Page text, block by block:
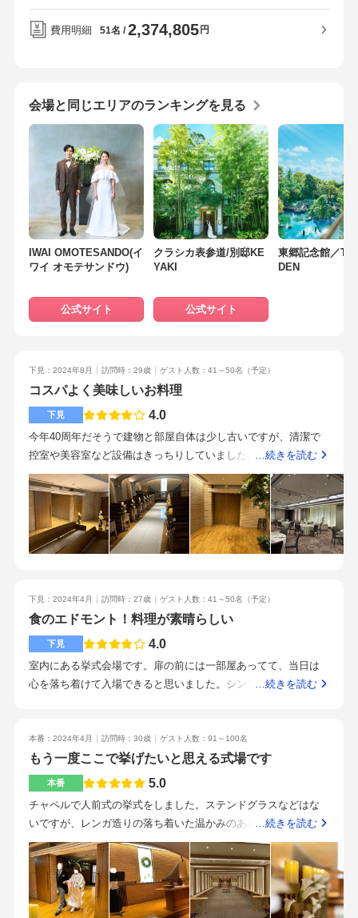
がりしました。エンドロールムービー190000円、記録映像12000
0円が大きな値上がりポイントですが、形に残るので満足してい
写真が1カット2万円で、カラードレスの写真はスナップでよい
と思いカットしました。プロフィールmovieは自作したので7万
円オフになりました。クロスは課金しましたが、ナフキンは無
料のカラーにしました。1番人気のコースの肉をサーロインから
フィレに変更しました。さすが食のエドモントです！参列者が
皆「美味しい」と感動してました。食事で選んだホテルなので
満足です。多くの路線が使えますが、どこからも少し歩きま
す。平坦な道なので苦ではないですが、年配者はタクシーの方
が良いと思います。プランナーの方はメールの返信もはやく安
心してお任せできました。打ち合わせの時には上司や支配人が
りも素晴らしく、常に緊張をほぐしてくださりました。ヘアメ
イクさんもセンスよく、メイク中もお話ししてくださり、楽し
をする事はなかったです。食事がとにかく美味しいやりたい事
はどんどんプランナーさんに伝えましょまう。こだわりなけれ
ばお任せでokです。
費用明細 51名 2,374,805 円
会場と同じエリアのランキングを見る
IWAI OMOTESANDO(イ
ワイ オモテサンドウ)
公式サイト
クラシカ表参道/別邸KE
YAKI
公式サイト
東郷記念館／
DEN
下見：2024年8月 訪問時：29歳 ゲスト人数：41～50名 （予定）
コスパよく美味しいお料理
下見 4.0
今年40周年だそうで建物と部屋自体は少し古いですが、清潔で
控室や美容室など設備はきっちりしていました。二つ披露宴会
場があり、1つは茶色ベースの部屋、もう一つは白色っぽい部屋
でした。白色っぽい部屋は高砂の後ろのライティングの色が変
えられるそうです。かなりいいです。持ち込みもある程度自由
にできそうでした。とてもおいしかったです。また、お料理の
コースもリーズナブルですが品数も多く、コスパがいいと思い
接客がしっかりしています。お料理もコスパよくおいしいで
す。しっかりした設備でコスパよく式をしたい方にいいと思い
ます
…続きを読む
下見：2024年4月 訪問時：27歳 ゲスト人数：41～50名 （予定）
食のエドモント！料理が素晴らしい
下見 4.0
室内にある挙式会場です。扉の前には一部屋あってて、当日は
心を落ち着けて入場できると思いました。シンプルな作りで、
良いの？と思うくらいでした。モニターも大きく、オープニン
グムービーなどは迫力がある状態で見ることができると感じま
した。駅直結ではないです。雨が降ったら傘が必要です。スタ
ッフの方が丁寧に説明してくれました。結婚式では何度も打合
せを行うことになるので、こちらの話をしっかりと聞いてくれ
るというのは良いポイントです。料理はゲストが最も楽しみに
しているポイントだと思います。どの程度のランクで提供した
いか、事前に決めておくと良いです。試食もできるので安心で
す。
…続きを読む
本番：2024年4月 訪問時：30歳 ゲスト人数：91～100名
もう一度ここで挙げたいと思える式場です
本番 5.0
チャペルで人前式の挙式をしました。ステンドグラスなどはな
いですが、レンガ造りの落ち着いた温かみのある雰囲気のチャ
ペルです。お部屋の構造上、挙式後のゲストとの集合写真撮影
をする場合は、一度退場した後、もう一度入場して写真撮影、
そして退場、なので、ゲストの反応は「あ、また来た（笑）
あ、また退場するのね（笑）」のような感じになりました。笑
写真が届きましたが、ゲスト全員と撮れたとても素敵な写真で
…続きを読む